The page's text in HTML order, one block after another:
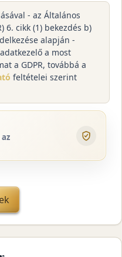
- az Általános
6. cikk (1) bekezdés b)
alapján -
a most
a GDPR, továbbá a
feltételei szerint